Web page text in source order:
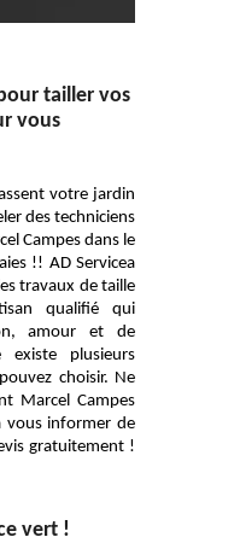
tailler vos
vous
votre jardin
des techniciens
Campes dans le
!! AD Servicea
travaux de taille
qualifié qui
amour et de
existe plusieurs
choisir. Ne
Marcel Campes
vous informer de
gratuitement !
vert !